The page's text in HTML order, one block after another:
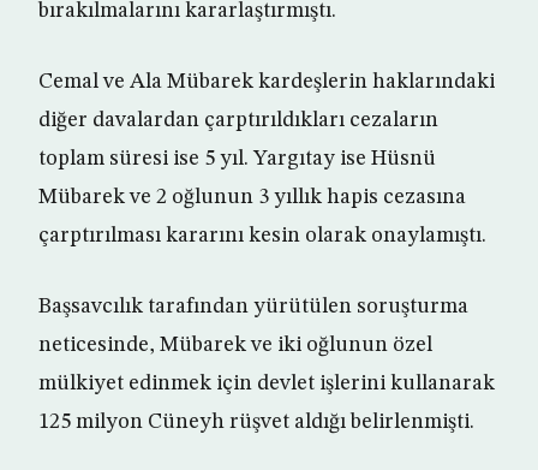
bırakılmalarını kararlaştırmıştı.
Cemal ve Ala Mübarek kardeşlerin haklarındaki
diğer davalardan çarptırıldıkları cezaların
toplam süresi ise 5 yıl. Yargıtay ise Hüsnü
Mübarek ve 2 oğlunun 3 yıllık hapis cezasına
çarptırılması kararını kesin olarak onaylamıştı.
Başsavcılık tarafından yürütülen soruşturma
neticesinde, Mübarek ve iki oğlunun özel
mülkiyet edinmek için devlet işlerini kullanarak
125 milyon Cüneyh rüşvet aldığı belirlenmişti.